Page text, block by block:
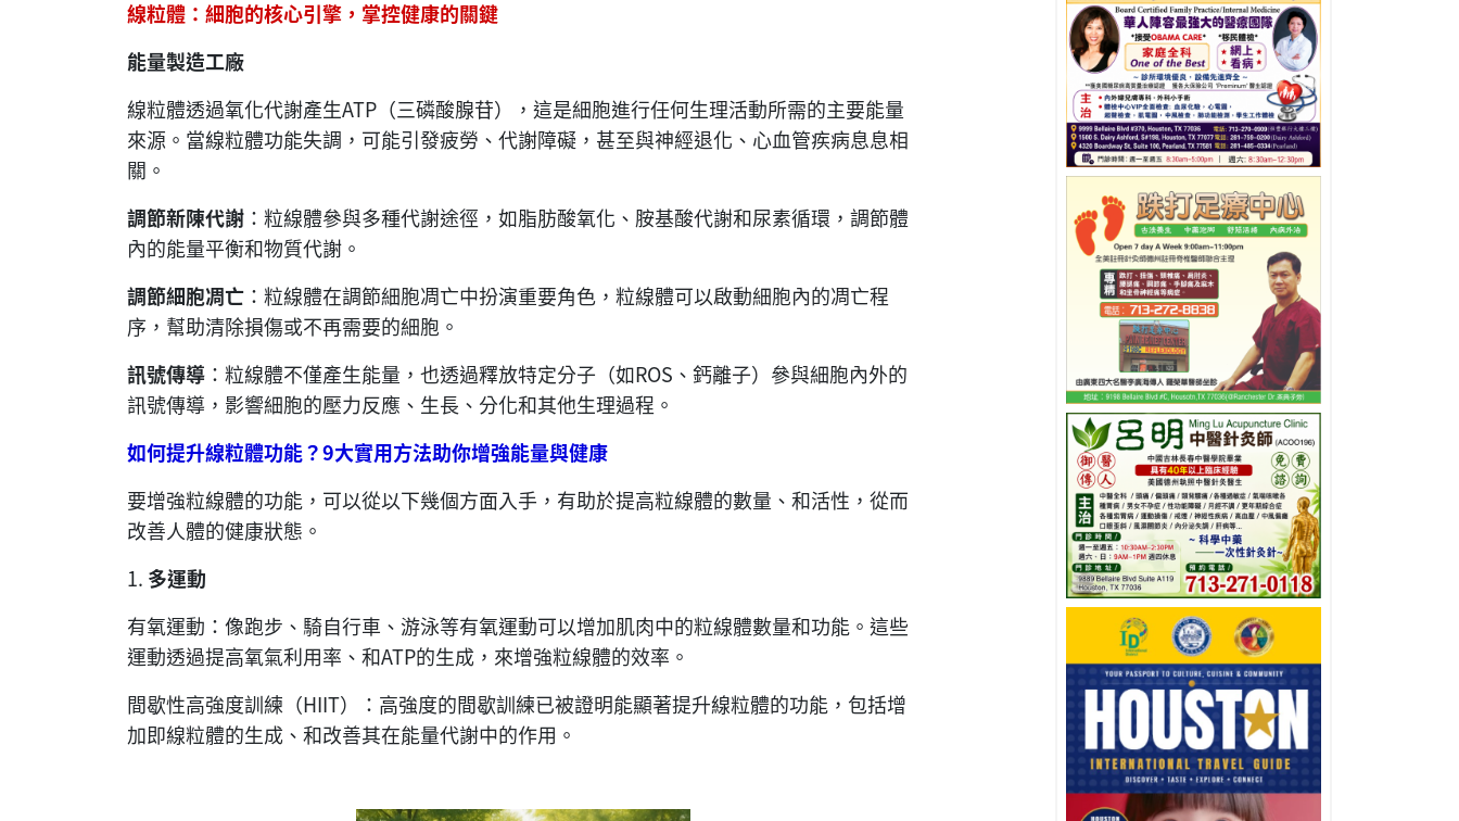
線粒體：細胞的核心引擎，掌控健康的關鍵
能量製造工廠
線粒體透過氧化代謝產生ATP（三磷酸腺苷），這是細胞進行任何生理活動所需的主要能量
來源。當線粒體功能失調，可能引發疲勞、代謝障礙，甚至與神經退化、心血管疾病息息相
關。
調節新陳代謝 ：粒線體參與多種代謝途徑，如脂肪酸氧化、胺基酸代謝和尿素循環，調節體
內的能量平衡和物質代謝。
調節細胞凋亡 ：粒線體在調節細胞凋亡中扮演重要角色，粒線體可以啟動細胞內的凋亡程
序，幫助清除損傷或不再需要的細胞。
訊號傳導 ：粒線體不僅產生能量，也透過釋放特定分子（如ROS、鈣離子）參與細胞內外的
訊號傳導，影響細胞的壓力反應、生長、分化和其他生理過程。
如何提升線粒體功能？9大實用方法助你增強能量與健康
要增強粒線體的功能，可以從以下幾個方面入手，有助於提高粒線體的數量、和活性，從而
改善人體的健康狀態。
1. 多運動
有氧運動：像跑步、騎自行車、游泳等有氧運動可以增加肌肉中的粒線體數量和功能。這些
運動透過提高氧氣利用率、和ATP的生成，來增強粒線體的效率。
間歇性高強度訓練（HIIT）：高強度的間歇訓練已被證明能顯著提升線粒體的功能，包括增
加即線粒體的生成、和改善其在能量代謝中的作用。